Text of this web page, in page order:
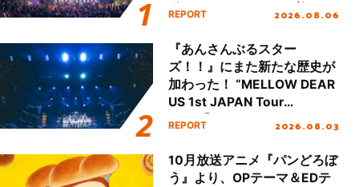
動を経てファイナルを迎える
REPORT 2026.08.06
『あんさんぶるスター
ズ！！』にまた新たな歴史が
加わった！ “MELLOW DEAR
US 1st JAPAN Tour
Final「NICE to meet YOU
ート!!
REPORT 2026.08.03
10月放送アニメ『パンどろぼ
う』より、OPテーマ＆EDテ